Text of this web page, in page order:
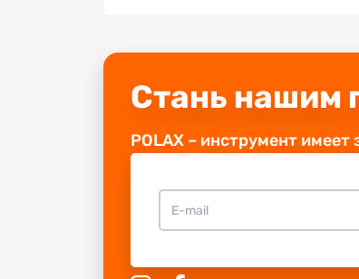
Стань нашим
POLAX – инструмент имеет